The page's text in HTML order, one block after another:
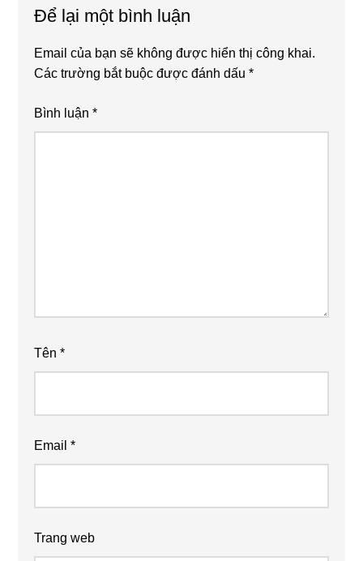
Interactions
Để lại một bình luận
Email của bạn sẽ không được hiển thị công khai.
Các trường bắt buộc được đánh dấu*
Bình luận*
Tên*
Email*
Trang web